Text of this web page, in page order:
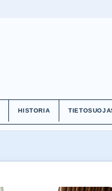
HISTORIA